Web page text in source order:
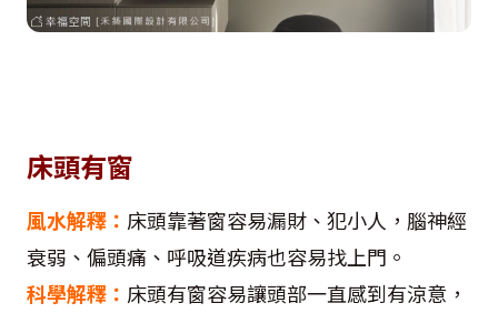
床頭有窗
風水解釋： 床頭靠著窗容易漏財、犯小人，腦神經
衰弱、偏頭痛、呼吸道疾病也容易找上門。
科學解釋： 床頭有窗容易讓頭部一直感到有涼意，